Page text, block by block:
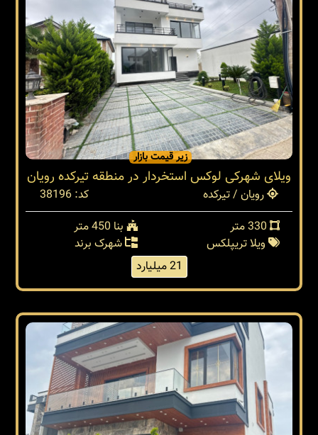
زیر قیمت بازار
ویلای شهرکی لوکس استخردار در منطقه تیرکده رویان
رویان / تیرکده
کد: 38196
بنا 450 متر
ویلا تریپلکس
شهرک برند
21 میلیارد